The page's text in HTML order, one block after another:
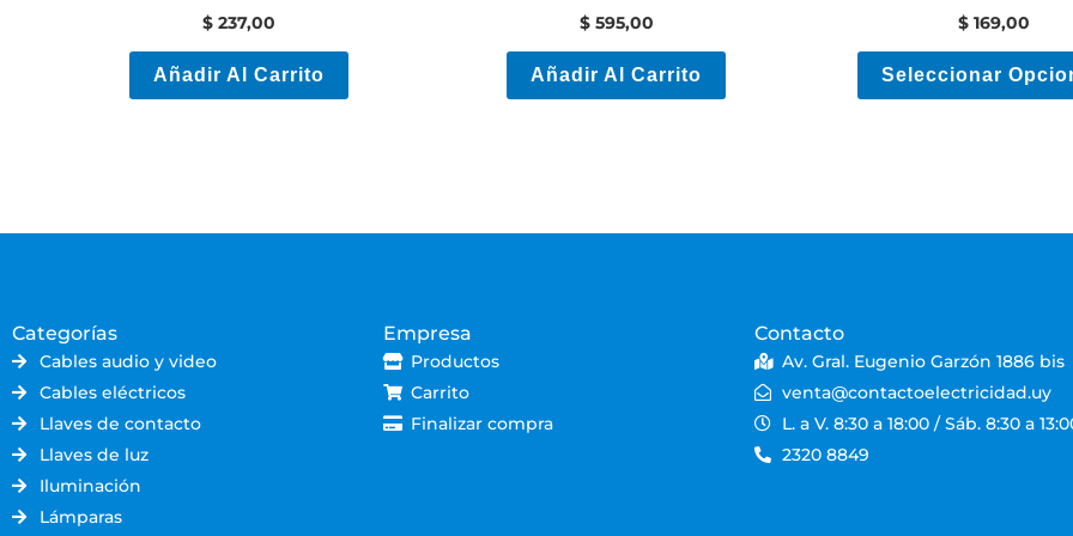
$ 237,00
Añadir Al Carrito
$595,00
Añadir Al Carrito
$169,00
Seleccionar
Categorías
Cables audio y video
Cables eléctricos
Llaves de contacto
Llaves de luz
Iluminación
Lámparas
Empresa
Productos
Carrito
Finalizar compra
Contacto
Av. Gral. Eugenio Garzón 1886 bis
venta@contactoelectricidad.uy
L. a V. 8:30 a 18:00 / Sáb. 8:30 a
2320 8849